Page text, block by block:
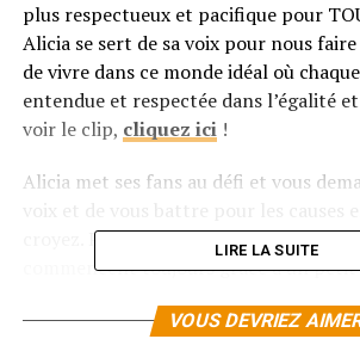
plus respectueux et pacifique pour
Alicia se sert de sa voix pour nous
de vivre dans ce monde idéal où
entendue et respectée dans l’égalité
voir le clip, cliquez ici!
Alicia met ses fans au défi et vous
croyez. Puisque les vrais grands
commencent toujours grâce à un petit
terre ? Quelle est votre place ? Dites-
LIRE LA SUITE
VOUS DEVRIEZ